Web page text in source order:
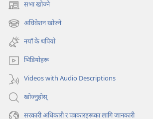
सभा खोज्ने
(ब्राउजरको
अर्को
ट्याबमा
नयाँ
पृष्ठ
खुल्नेछ)
अधिवेशन खोज्ने
(ब्राउजरको
अर्को
ट्याबमा
नयाँ
पृष्ठ
खुल्नेछ)
नयाँ के थपियो
भिडियोहरू
Videos with Audio Descriptions
खोज्नुहोस्‌
सरकारी अधिकारी र पत्रकारहरूका लागि जानकारी